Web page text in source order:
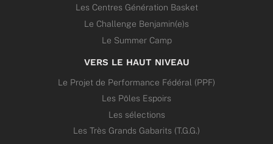
Les Centres Génération Basket
Le Challenge Benjamin(e)s
Le Summer Camp
VERS LE HAUT NIVEAU
Le Projet de Performance Fédéral (PPF)
Les Pôles Espoirs
Les sélections
Les Très Grands Gabarits (T.G.G.)